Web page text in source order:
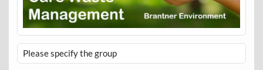
Please specify the group